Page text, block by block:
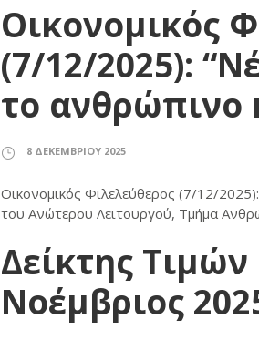
Οικονομικός
(7/12/2025):
το ανθρώπινο
8 ΔΕΚΕΜΒΡΊΟΥ 2025
Οικονομικός Φιλελεύθερος (7/12/
του Ανώτερου Λειτουργού, Τμήμα
Δείκτης
Νοέμβριος